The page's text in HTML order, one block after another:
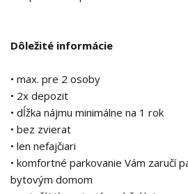
Dôležité informácie
• max. pre 2 osoby
• 2x depozit
• dĺžka nájmu minimálne na 1 rok
• bez zvierat
• len nefajčiari
• komfortné parkovanie Vám zaručí
bytovým domom